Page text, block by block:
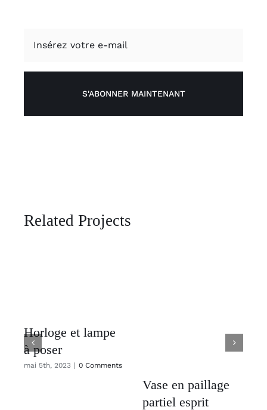
S'ABONNER MAINTENANT
Related Projects
Horloge et lampe
à poser
mai 5th, 2023 | 0 Comments
Vase en paillage
partiel esprit